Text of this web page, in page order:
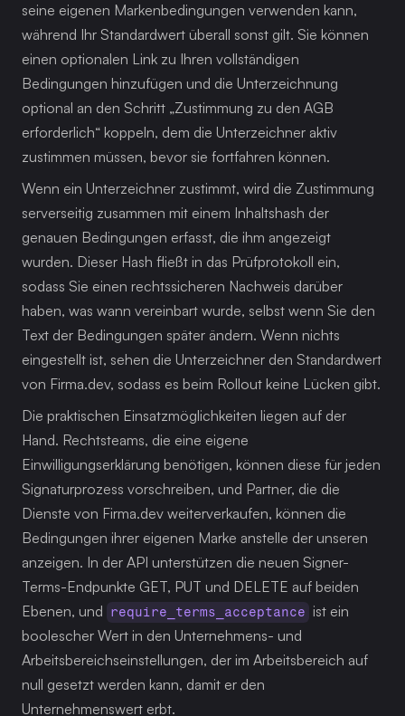
seine eigenen Markenbedingungen verwenden kann,
während Ihr Standardwert überall sonst gilt. Sie können
einen optionalen Link zu Ihren vollständigen
Bedingungen hinzufügen und die Unterzeichnung
optional an den Schritt „Zustimmung zu den AGB
erforderlich“ koppeln, dem die Unterzeichner aktiv
zustimmen müssen, bevor sie fortfahren können.
Wenn ein Unterzeichner zustimmt, wird die Zustimmung
serverseitig zusammen mit einem Inhaltshash der
genauen Bedingungen erfasst, die ihm angezeigt
wurden. Dieser Hash fließt in das Prüfprotokoll ein,
sodass Sie einen rechtssicheren Nachweis darüber
haben, was wann vereinbart wurde, selbst wenn Sie den
Text der Bedingungen später ändern. Wenn nichts
eingestellt ist, sehen die Unterzeichner den Standardwert
von Firma.dev, sodass es beim Rollout keine Lücken gibt.
Die praktischen Einsatzmöglichkeiten liegen auf der
Hand. Rechtsteams, die eine eigene
Einwilligungserklärung benötigen, können diese für jeden
Signaturprozess vorschreiben, und Partner, die die
Dienste von Firma.dev weiterverkaufen, können die
Bedingungen ihrer eigenen Marke anstelle der unseren
anzeigen. In der API unterstützen die neuen Signer-
Terms-Endpunkte GET, PUT und DELETE auf beiden
Ebenen, und require_terms_acceptance ist ein
boolescher Wert in den Unternehmens- und
Arbeitsbereichseinstellungen, der im Arbeitsbereich auf
null gesetzt werden kann, damit er den
Unternehmenswert erbt.